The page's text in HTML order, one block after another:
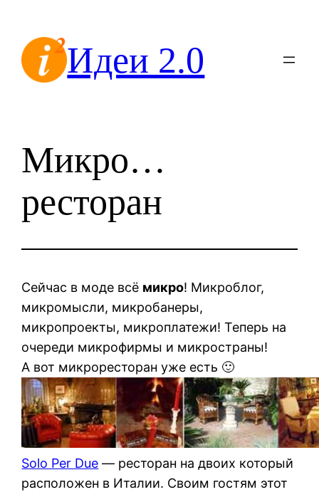
содержимомуИдеи 2.0
Микро…
ресторан
Сейчас в моде всё микро! Микроблог,
микромысли, микробанеры,
микропроекты, микроплатежи! Теперь на
очереди микрофирмы и микространы!
А вот микроресторан уже есть 🙂
Solo Per Due — ресторан на двоих который
расположен в Италии. Своим гостям этот